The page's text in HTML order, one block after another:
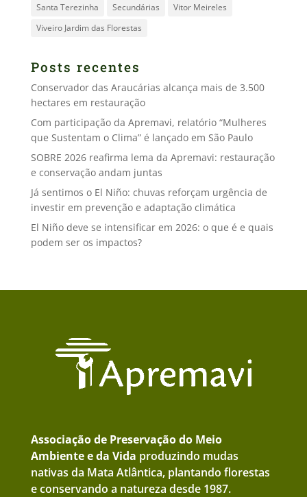
Santa Terezinha
Secundárias
Vitor Meireles
Viveiro Jardim das Florestas
Posts recentes
Conservador das Araucárias alcança mais de 3.500
hectares em restauração
Com participação da Apremavi, relatório “Mulheres
que Sustentam o Clima” é lançado em São Paulo
SOBRE 2026 reafirma lema da Apremavi: restauração
e conservação andam juntas
Já sentimos o El Niño: chuvas reforçam urgência de
investir em prevenção e adaptação climática
El Niño deve se intensificar em 2026: o que é e quais
podem ser os impactos?
Associação de Preservação do Meio
Ambiente e da Vida produzindo mudas
nativas da Mata Atlântica, plantando florestas
e conservando a natureza desde 1987.